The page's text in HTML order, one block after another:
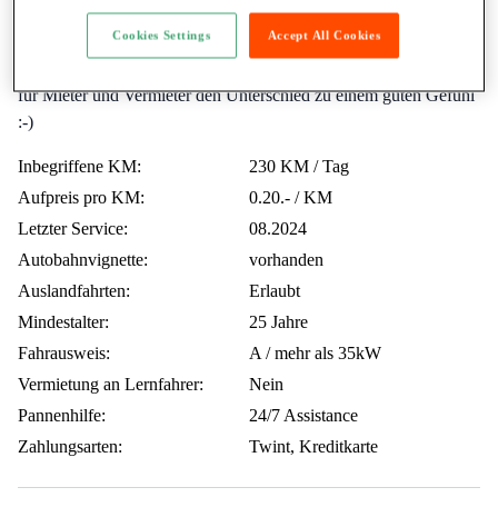
Ein Respektvoller Umgang mit dem Motorrad ist mir wichtig.
Kein Vollgas auf kaltem Motor, wenn möglich parken im
für Mieter und Vermieter den Unterschied zu einem guten Gefühl
:-)
Inbegriffene KM:
230 KM / Tag
Aufpreis pro KM:
0.20.- / KM
Letzter Service:
08.2024
Autobahnvignette:
vorhanden
Auslandfahrten:
Erlaubt
Mindestalter:
25 Jahre
Fahrausweis:
A / mehr als 35kW
Vermietung an Lernfahrer:
Nein
Pannenhilfe:
24/7 Assistance
Zahlungsarten:
Twint, Kreditkarte
Accept All Cookies
Cookies Settings